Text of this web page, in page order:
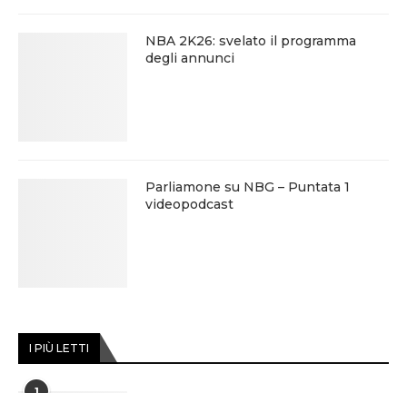
NBA 2K26: svelato il programma
degli annunci
Parliamone su NBG – Puntata 1
videopodcast
I PIÙ LETTI